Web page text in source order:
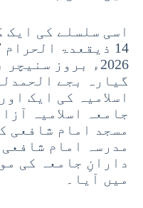
اسی سلسلے کی ایک
2026ء بروز
گیارہ بجے
اسلامیہ کی ایک
جامعہ اسلامیہ
مسجد امام شافعی
مدرسہ امام
دارانِ جامعہ کی
میں آیا۔